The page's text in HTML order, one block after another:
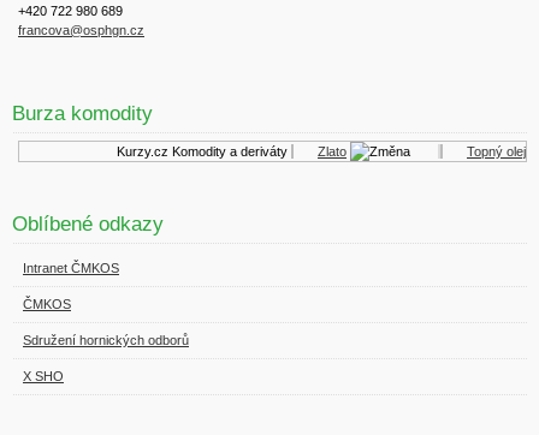
+420 722 980 689
francova@osphgn.cz
Burza komodity
Kurzy.cz Komodity a deriváty Zlato Topný olej
Oblíbené odkazy
Intranet ČMKOS
ČMKOS
Sdružení hornických odborů
X SHO